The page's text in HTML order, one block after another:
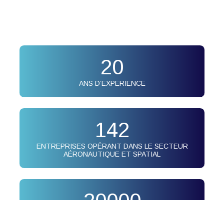
20
ANS D’EXPERIENCE
142
ENTREPRISES OPÉRANT DANS LE SECTEUR
AÉRONAUTIQUE ET SPATIAL